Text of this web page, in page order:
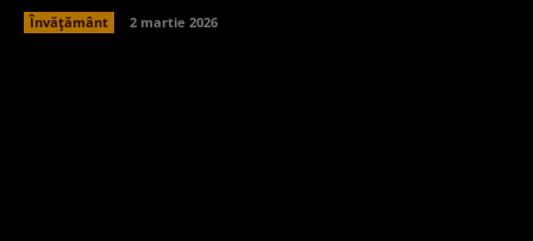
Învățământ 2 martie 2026